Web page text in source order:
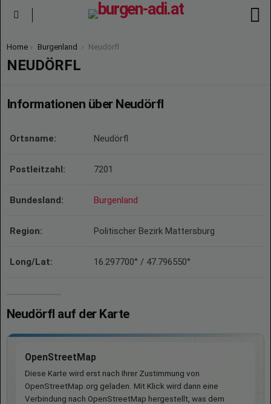
You are here:
Home Burgenland Neudörfl
NEUDÖRFL
Informationen über Neudörfl
Ortsname: Neudörfl
Postleitzahl: 7201
Bundesland: Burgenland
Region: Politischer Bezirk Mattersburg
Long/Lat: 16.297700° / 47.796550°
Neudörfl auf der Karte
OpenStreetMap
Diese Karte wird erst nach Ihrer Zustimmung von
OpenStreetMap.org geladen. Mit Klick wird dann eine
Verbindung nach OpenStreetMap hergestellt, was dem